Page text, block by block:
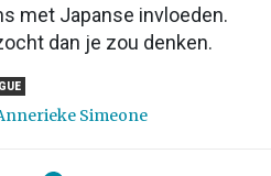
met Japanse invloeden.
dan je zou denken.
Simeone